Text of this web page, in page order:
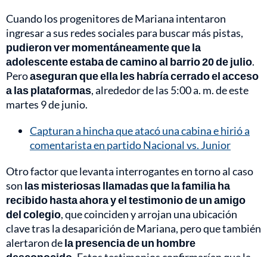
Cuando los progenitores de Mariana intentaron
ingresar a sus redes sociales para buscar más pistas,
pudieron ver momentáneamente que la
adolescente estaba de camino al barrio 20 de julio.
Peroaseguran que ella les habría cerrado el acceso
a las plataformas, alrededor de las 5:00 a. m. de este
martes 9 de junio.
Capturan a hincha que atacó una cabina e hirió a
comentarista en partido Nacional vs. Junior
Otro factor que levanta interrogantes en torno al caso
son las misteriosas llamadas que la familia ha
recibido hasta ahora y el testimonio de un amigo
del colegio, que coinciden y arrojan una ubicación
clave tras la desaparición de Mariana, pero que también
alertaron dela presencia de un hombre